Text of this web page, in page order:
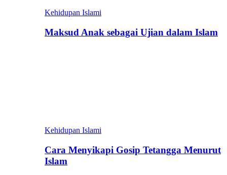
Kehidupan Islami
Maksud Anak sebagai Ujian dalam Islam
Kehidupan Islami
Cara Menyikapi Gosip Tetangga Menurut
Islam